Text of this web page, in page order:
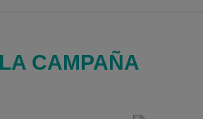
CAMPAÑA